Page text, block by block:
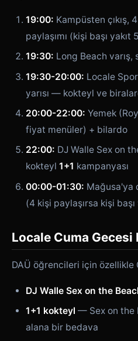
19:00: Kampüsten çıkış,
paylaşımı (kişi başı yakıt
19:30: Long Beach varış,
19:30-20:00: Locale
yarısı — kokteyl ve
20:00-22:00: Yemek
fiyat menüler) + bilardo
22:00: DJ Walle Sex on
kokteyl 1+1 kampanyası
00:00-01:30: Mağusa'ya
(4 kişi paylaşırsa kişi
Locale Cuma Gecesi
DAÜ öğrencileri için özellikle
DJ Walle Sex on the
1+1 kokteyl — Sex on the
alana bir bedava